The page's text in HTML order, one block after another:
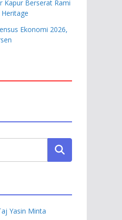
Kapur Berserat Rami
Ekonomi 2026,
Yasin Minta